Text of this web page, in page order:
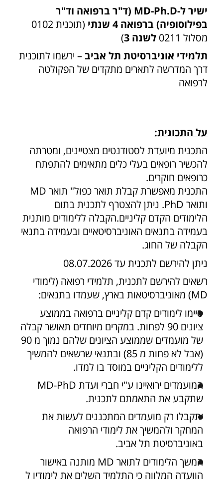
ישיר ל-MD-Ph.D (ד"ר ברפואה וד"ר
בפילוסופיה) ברפואה 4 שנתי
(תוכנית 0102
מסלול 0211
לשנה 3 )
תלמידי אוניברסיטת תל אביב – ירשמו לתוכנית
דרך המדרשה לתארים מתקדים של הפקולטה
לרפואה
על התכונית:
התכנית מיועדת לסטודנטים מצטיינים, ומטרתה
להכשיר רופאים בעלי כלים מתאימים להתפתח
כרופאים חוקרים.
התכנית מאפשרת קבלת תואר כפול" תואר MD
ותואר PhD. ניתן להצטרף לתכנית בתום
הלימודים הקדם קליניים.הקבלה ללימודים מותנית
בעמידה בתנאים האוניברסיטאיים ובעמידה בתנאי
הקבלה של החוג.
ניתן להירשם לתכנית עד 08.07.2026
רשאים להירשם לתכנית, תלמידי רפואה (לימודי
MD) מאוניברסיטאות בארץ, שעמדו בתנאים:
סיימו לימודים קדם קליניים ברפואה בממוצע
ציונים 90 לפחות. במקרים מיוחדים תאושר קבלה
של מועמדים שממוצע הציונים שלהם נמוך מ 90
(אבל לא פחות מ 85) ובתנאי שרשאים להמשיך
ללימודים הקליניים במוסד בו למדו.
שתקבע את התאמתם לתכנית.
יתקבלו רק מועמדים המתכננים לעשות את
המחקר ולהמשיך את לימודי הרפואה
באוניברסיטת תל אביב.
המשך הלימודים לתואר MD מותנה באישור
הוועדה המלווה כי התלמיד השלים את לימודיו ל